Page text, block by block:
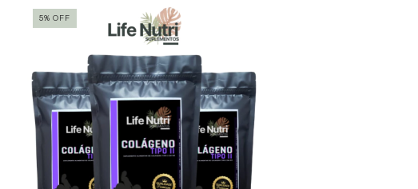
5% OFF